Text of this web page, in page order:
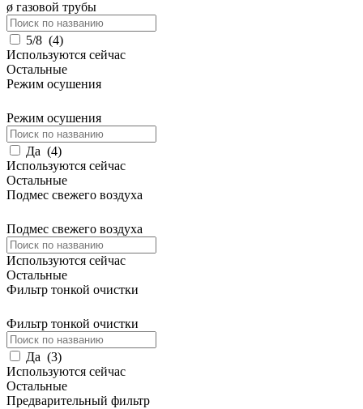
ø газовой трубы
5/8 (4)
Используются сейчас
Остальные
Режим осушения
Режим осушения
Да (4)
Используются сейчас
Остальные
Подмес свежего воздуха
Подмес свежего воздуха
Используются сейчас
Остальные
Фильтр тонкой очистки
Фильтр тонкой очистки
Да (3)
Используются сейчас
Остальные
Предварительный фильтр